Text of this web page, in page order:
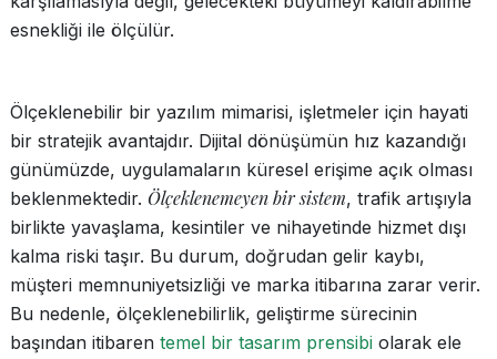
esnekliği ile ölçülür.
Ölçeklenebilir bir yazılım mimarisi, işletmeler için hayati
bir stratejik avantajdır. Dijital dönüşümün hız kazandığı
günümüzde, uygulamaların küresel erişime açık olması
beklenmektedir. Ölçeklenemeyen bir sistem, trafik artışıyla
birlikte yavaşlama, kesintiler ve nihayetinde hizmet dışı
kalma riski taşır. Bu durum, doğrudan gelir kaybı,
müşteri memnuniyetsizliği ve marka itibarına zarar verir.
Bu nedenle, ölçeklenebilirlik, geliştirme sürecinin
başından itibaren temel bir tasarım prensibi olarak ele